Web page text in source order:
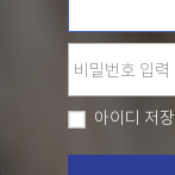
비밀번호 입력
아이디 저장